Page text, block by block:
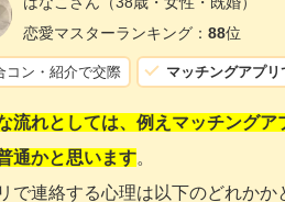
恋愛マスターランキング： 88位
コン・紹介で交際 マッチングアプリ
流れとしては、例えマッチング
通かと思います。
で連絡する心理は以下のどれかか